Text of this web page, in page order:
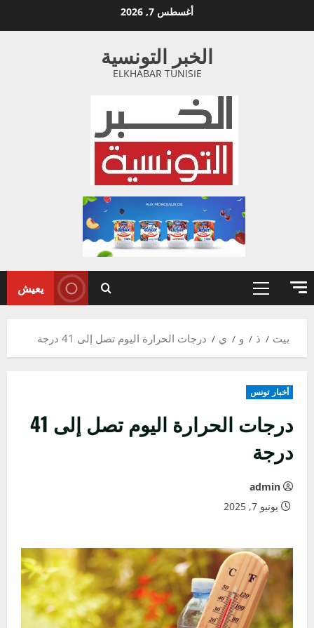
أغسطس 7, 2026
الخبر التونسية
ELKHABAR TUNISIE
القائمة
يعيش
بيت ذ و ي درجات الحرارة اليوم تصل إلى 41 درجة
أخبار تونس
درجات الحرارة اليوم تصل إلى 41
درجة
admin
يونيو 7, 2025